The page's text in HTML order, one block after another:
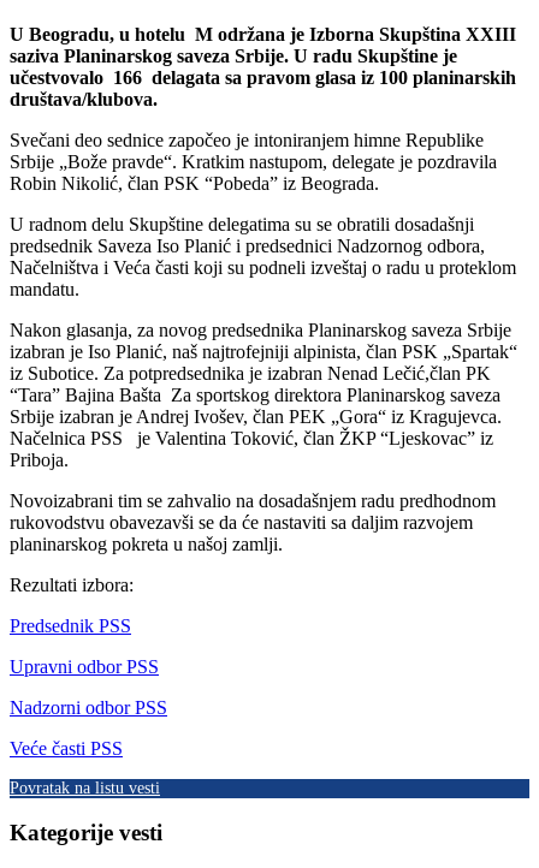
U Beogradu, u hotelu M održana je Izborna Skupština XXIII
saziva Planinarskog saveza Srbije. U radu Skupštine je
učestvovalo ­­­­ 166 delagata sa pravom glasa iz 100 planinarskih
društava/klubova.
Svečani deo sednice započeo je intoniranjem himne Republike
Srbije „Bože pravde“. Kratkim nastupom, delegate je pozdravila
Robin Nikolić, član PSK “Pobeda” iz Beograda.
U radnom delu Skupštine delegatima su se obratili dosadašnji
predsednik Saveza Iso Planić i predsednici Nadzornog odbora,
Načelništva i Veća časti koji su podneli izveštaj o radu u proteklom
mandatu.
Nakon glasanja, za novog predsednika Planinarskog saveza Srbije
izabran je Iso Planić, naš najtrofejniji alpinista, član PSK „Spartak“
iz Subotice. Za potpredsednika je izabran Nenad Lečić,član PK
“Tara” Bajina Bašta Za sportskog direktora Planinarskog saveza
Srbije izabran je Andrej Ivošev, član PEK „Gora“ iz Kragujevca.
Načelnica PSS je Valentina Toković, član ŽKP “Ljeskovac” iz
Priboja.
Novoizabrani tim se zahvalio na dosadašnjem radu predhodnom
rukovodstvu obavezavši se da će nastaviti sa daljim razvojem
planinarskog pokreta u našoj zamlji.
Rezultati izbora:
Predsednik PSS
Upravni odbor PSS
Nadzorni odbor PSS
Veće časti PSS
Povratak na listu vesti
Kategorije vesti